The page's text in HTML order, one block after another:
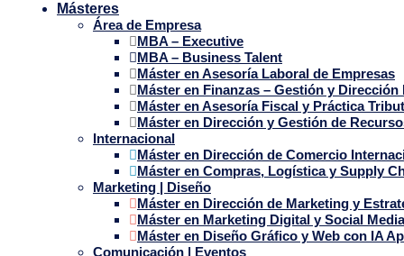
Másteres
Área de Empresa
MBA – Executive
MBA – Business Talent
Máster en Asesoría Laboral de Empresas
Máster en Finanzas – Gestión y Dirección
Máster en Asesoría Fiscal y Práctica
Máster en Dirección y Gestión de
Internacional
Máster en Dirección de Comercio
Máster en Compras, Logística y Supply
Marketing | Diseño
Máster en Dirección de Marketing y
Máster en Marketing Digital y Social Media
Máster en Diseño Gráfico y Web con IA
Comunicación | Eventos